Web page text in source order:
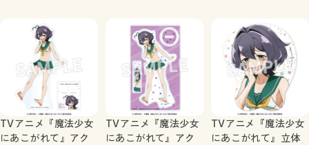
TVアニメ『魔法少女
にあこがれて』アク
TVアニメ『魔法少女
にあこがれて』アク
TVアニメ『魔法少女
にあこがれて』立体